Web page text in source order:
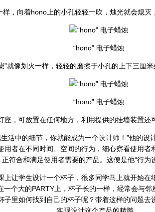
样，向着hono上的小孔轻轻一吹，烛光就会熄灭
“hono” 电子蜡烛
”就像划火一样，轻轻的磨擦于小孔的上下三厘米
“hono” 电子蜡烛
座，可放置在任何地方，利用提供的挂墙装置还
活中的细节，你就能成为一个设计师 ！”他的
用者在不同时间、空间的行为，细心察看使用
正符合和满足使用者需要的产品。这便是他“行为
上让学生设计一个杯子，很多同学马上就开始
一个大的PARTY上，杯子长的一样，经常会与
子里如何找到自己的杯子呢？带着这样的问题